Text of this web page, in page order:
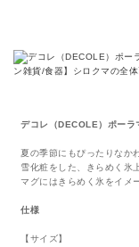
デコレ（DECOLE）ポーラ
夏の季節にもぴったりなか
雪化粧をした、きらめく氷
マグにはきらめく氷をイメ
仕様
【サイズ】